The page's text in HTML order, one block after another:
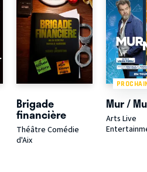
Brigade
financière
Théâtre Comédie
d'Aix
Mur /
Arts Live